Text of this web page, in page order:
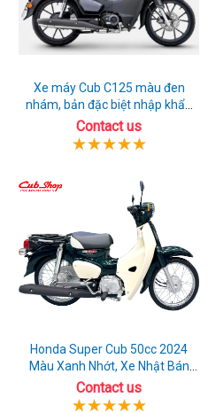
Xe máy Cub C125 màu đen
nhám, bản đặc biệt nhập khẩu
Thái lan
Contact us
Honda Super Cub 50cc 2024
Màu Xanh Nhớt, Xe Nhật Bán
Chạy Nhất
Contact us